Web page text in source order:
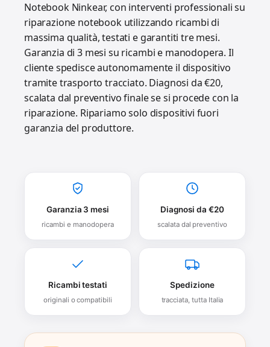
Notebook Ninkear, con interventi professionali su
riparazione notebook utilizzando ricambi di
massima qualità, testati e garantiti tre mesi.
Garanzia di 3 mesi su ricambi e manodopera. Il
cliente spedisce autonomamente il dispositivo
tramite trasporto tracciato. Diagnosi da €20,
scalata dal preventivo finale se si procede con la
riparazione. Ripariamo solo dispositivi fuori
garanzia del produttore.
Garanzia 3 mesi
ricambi e manodopera
Diagnosi da €20
scalata dal preventivo
Ricambi testati
originali o compatibili
Spedizione
tracciata, tutta Italia